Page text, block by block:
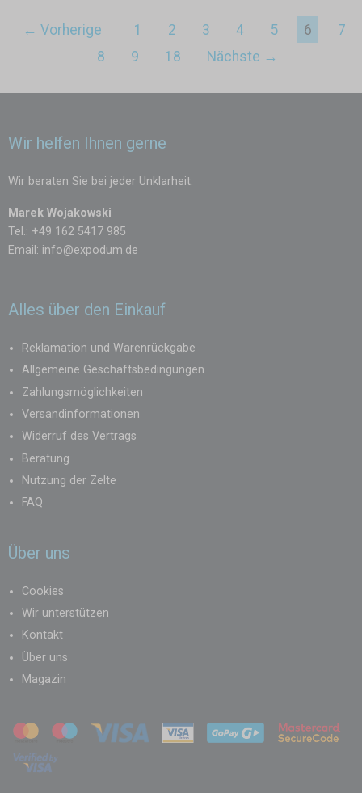
← Vorherige 1 2 3 4 5 6
7
8
9 18 Nächste →
Wir helfen Ihnen gerne
Wir beraten Sie bei jeder Unklarheit:
Marek Wojakowski
Tel.: +49 162 5417 985
Email: info@expodum.de
Alles über den Einkauf
Reklamation und Warenrückgabe
Allgemeine Geschäftsbedingungen
Zahlungsmöglichkeiten
Versandinformationen
Widerruf des Vertrags
Beratung
Nutzung der Zelte
FAQ
Über uns
Cookies
Wir unterstützen
Kontakt
Über uns
Magazin